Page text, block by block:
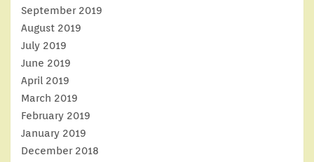
September 2019
August 2019
July 2019
June 2019
April 2019
March 2019
February 2019
January 2019
December 2018